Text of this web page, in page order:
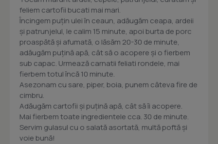
feliem cartofii bucati mai mari.
Încingem puțin ulei în ceaun, adăugăm ceapa, ardeii
și patrunjelul, le calim 15 minute, apoi burta de porc
proaspătă și afumată, o lăsăm 20-30 de minute,
adăugăm puțină apă, cât să o acopere și o fierbem
sub capac. Urmează carnatii feliati rondele, mai
fierbem totul încă 10 minute.
Asezonam cu sare, piper, boia, punem câteva fire de
cimbru.
Adăugăm cartofii și puțină apă, cât să îi acopere.
Mai fierbem toate ingredientele cca. 30 de minute.
Servim gulasul cu o salată asortată, multă poftă și
voie bună!